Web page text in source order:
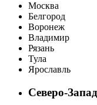
Москва
Белгород
Воронеж
Владимир
Рязань
Тула
Ярославль
Северо-